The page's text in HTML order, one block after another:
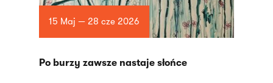
15 Maj — 28 cze 2026
Po burzy zawsze nastaje słońce